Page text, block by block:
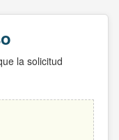
la solicitud